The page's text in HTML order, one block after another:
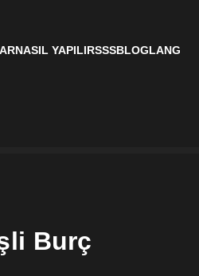
NASIL YAPILIRSSSBLOGLANG
Burç